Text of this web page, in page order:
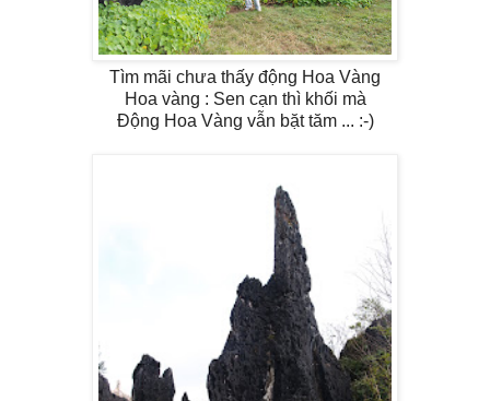
Tìm mãi chưa thấy động Hoa Vàng
Hoa vàng : Sen cạn thì khối mà
Động Hoa Vàng vẫn bặt tăm ... :-)